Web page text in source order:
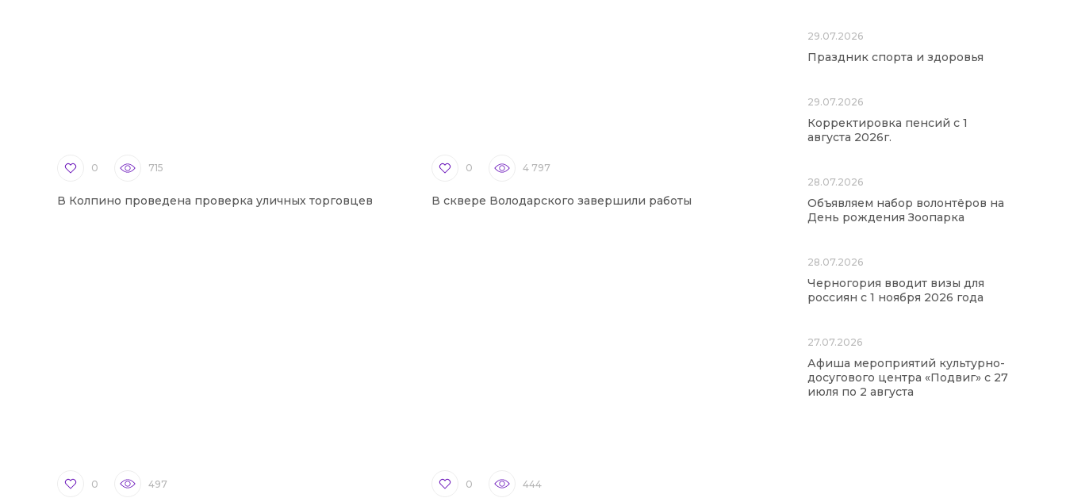
0 715
В Колпино проведена проверка уличных торговцев
0 4 797
В сквере Володарского завершили работы
0 497 0 444
29.07.2026
Праздник спорта и здоровья
29.07.2026
Корректировка пенсий с 1
августа 2026г.
28.07.2026
Объявляем набор волонтёров на
День рождения Зоопарка
28.07.2026
Черногория вводит визы для
россиян с 1 ноября 2026 года
27.07.2026
Афиша мероприятий культурно-
досугового центра «Подвиг» с 27
июля по 2 августа